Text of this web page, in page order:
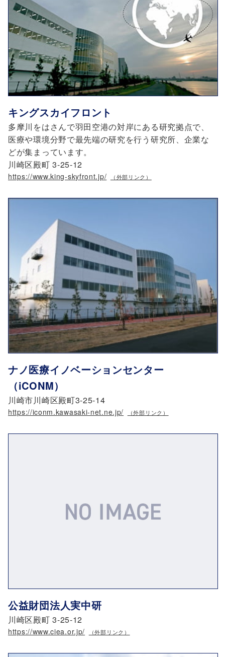
キングスカイフロント
多摩川をはさんで羽田空港の対岸にある研究拠点で、
医療や環境分野で最先端の研究を行う研究所、企業な
どが集まっています。
川崎区殿町 3-25-12
https://www.king-skyfront.jp/
ナノ医療イノベーションセンター
（iCONM）
川崎市川崎区殿町3-25-14
https://iconm.kawasaki-net.ne.jp/
公益財団法人実中研
川崎区殿町 3-25-12
https://www.ciea.or.jp/